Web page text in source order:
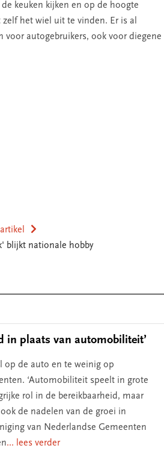
keuken kijken en op de hoogte
het wiel uit te vinden. Er is al
autogebruikers, ook voor diegene
blijkt nationale hobby
in plaats van automobiliteit’
op de auto en te weinig op
‘Automobiliteit speelt in grote
rol in de bereikbaarheid, maar
de nadelen van de groei in
van Nederlandse Gemeenten
... lees verder